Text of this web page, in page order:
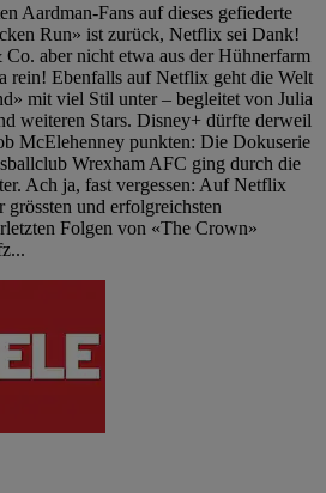
Aardman-Fans auf dieses gefiederte
Run» ist zurück, Netflix sei Dank!
aber nicht etwa aus der Hühnerfarm
rein! Ebenfalls auf Netflix geht die Welt
mit viel Stil unter – begleitet von Julia
weiteren Stars. Disney+ dürfte derweil
McElehenney punkten: Die Dokuserie
Wrexham AFC ging durch die
Ach ja, fast vergessen: Auf Netflix
grössten und erfolgreichsten
Folgen von «The Crown»